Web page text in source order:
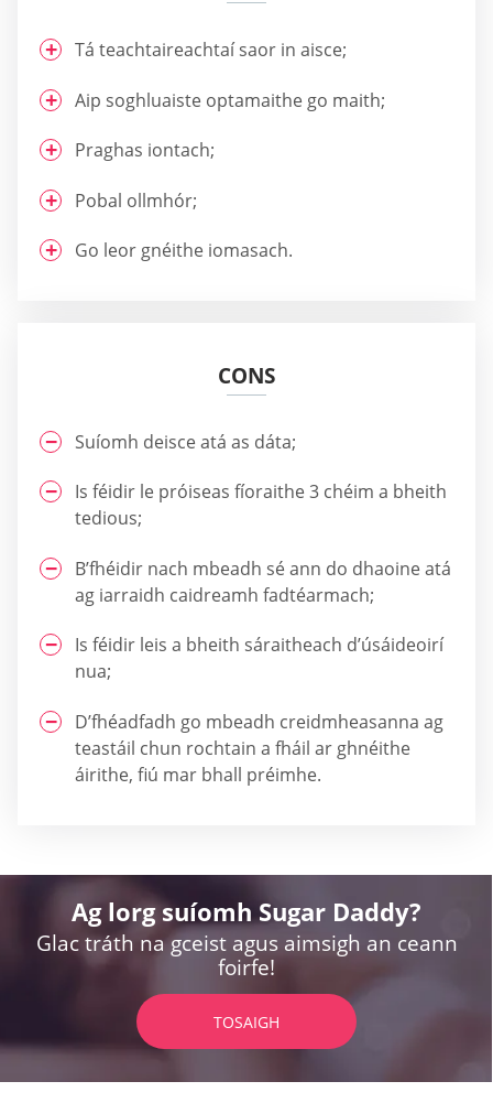
Tá teachtaireachtaí saor in aisce;
Aip soghluaiste optamaithe go maith;
Praghas iontach;
Pobal ollmhór;
Go leor gnéithe iomasach.
CONS
Suíomh deisce atá as dáta;
Is féidir le próiseas fíoraithe 3 chéim a bheith
tedious;
B’fhéidir nach mbeadh sé ann do dhaoine atá
ag iarraidh caidreamh fadtéarmach;
Is féidir leis a bheith sáraitheach d’úsáideoirí
nua;
D’fhéadfadh go mbeadh creidmheasanna ag
teastáil chun rochtain a fháil ar ghnéithe
áirithe, fiú mar bhall préimhe.
Ag lorg suíomh Sugar Daddy?
Glac tráth na gceist agus aimsigh an ceann
foirfe!
TOSAIGH